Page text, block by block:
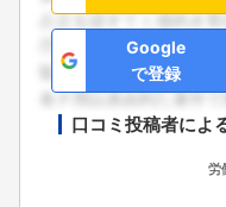
Google
で登録
口コミ投稿者によ